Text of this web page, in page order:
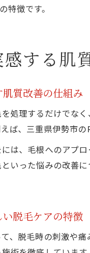
特徴です。
する肌
質改善の仕組み
処理するだけでな
ば、三重県伊勢市
は、毛根へのアプ
いった悩みの改善
脱毛ケアの特徴
、脱毛時の刺激や